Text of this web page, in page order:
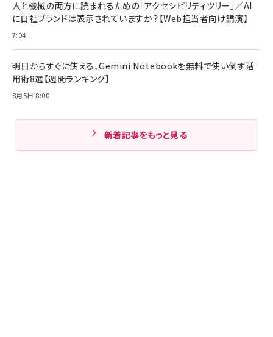
人と機械の両方に読まれるための「アクセシビリティツリー」／AI
に自社ブランドは表示されていますか？【Web担当者向け講演】
7:04
明日からすぐに使える、Gemini Notebookを無料で使い倒す活
用術8選【週間ランキング】
8月5日 8:00
新着記事をもっと見る